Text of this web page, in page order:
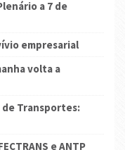
a 7 de
empresarial
volta a
de Transportes:
e ANTP